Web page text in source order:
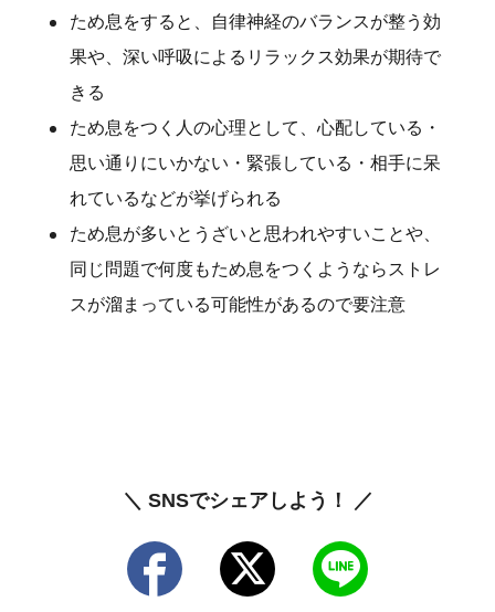
ため息をすると、自律神経のバランスが整う効
果や、深い呼吸によるリラックス効果が期待で
きる
ため息をつく人の心理として、心配している・
思い通りにいかない・緊張している・相手に呆
れているなどが挙げられる
ため息が多いとうざいと思われやすいことや、
同じ問題で何度もため息をつくようならストレ
スが溜まっている可能性があるので要注意
＼ SNSでシェアしよう！ ／